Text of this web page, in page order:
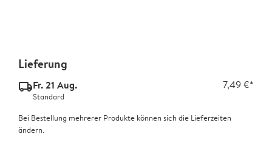
Lieferung
delivery_standard_v2Fr. 21 Aug. 7,49 €*
Standard
Bei Bestellung mehrerer Produkte können sich die Lieferzeiten
ändern.